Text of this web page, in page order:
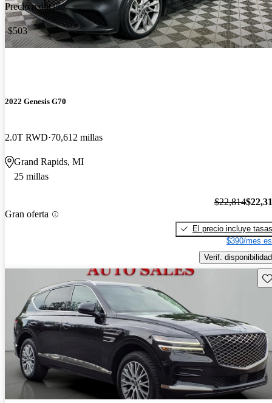
Precio reducido
-$503
2022 Genesis G70
2.0T RWD 70,612 millas
Grand Rapids, MI
25 millas
Gran oferta
$22,814
El precio incluye tasas
$390/mes
Verif. disponibilidad